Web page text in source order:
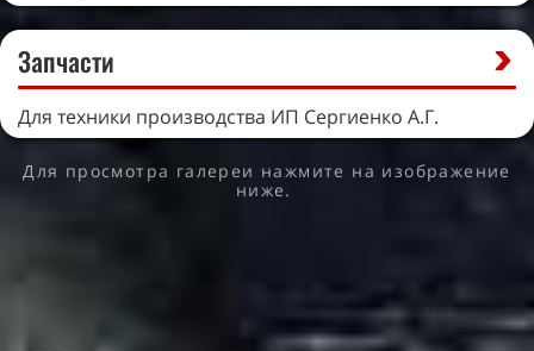
Запчасти
Для техники производства ИП Сергиенко А.Г.
Для просмотра галереи нажмите на изображение
ниже.